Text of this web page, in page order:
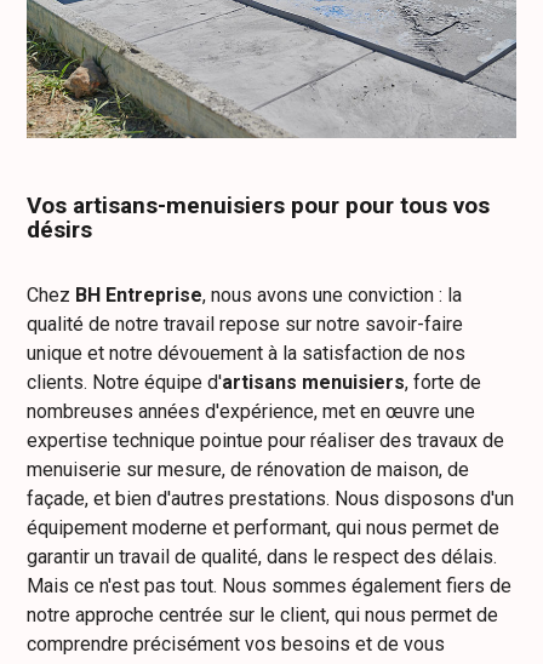
Vos artisans-menuisiers pour pour tous vos
désirs
Chez BH Entreprise, nous avons une conviction : la
qualité de notre travail repose sur notre savoir-faire
unique et notre dévouement à la satisfaction de nos
clients. Notre équipe d'artisans menuisiers, forte de
nombreuses années d'expérience, met en œuvre une
expertise technique pointue pour réaliser des travaux de
menuiserie sur mesure, de rénovation de maison, de
façade, et bien d'autres prestations. Nous disposons d'un
équipement moderne et performant, qui nous permet de
garantir un travail de qualité, dans le respect des délais.
Mais ce n'est pas tout. Nous sommes également fiers de
notre approche centrée sur le client, qui nous permet de
comprendre précisément vos besoins et de vous